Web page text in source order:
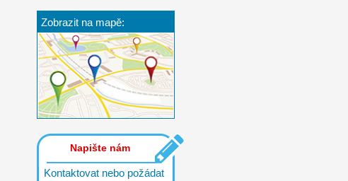
Zobrazit na mapě:
Napište nám
Kontaktovat nebo požádat